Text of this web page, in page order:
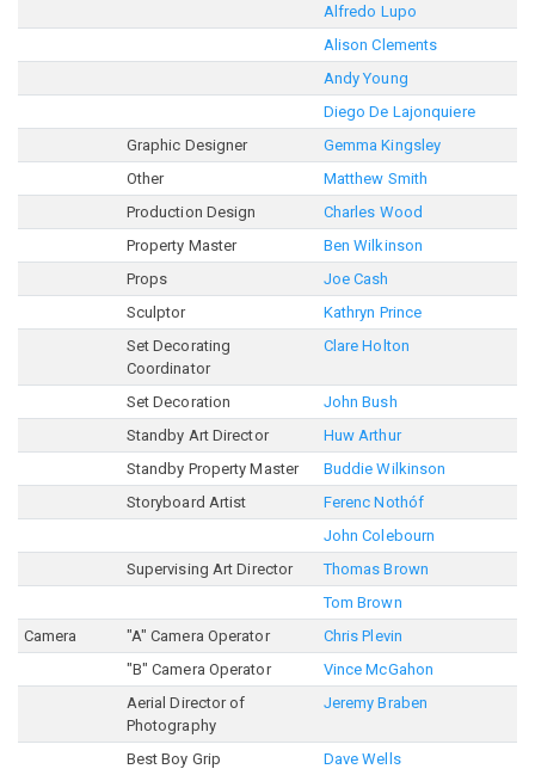
Alfredo Lupo
Alison Clements
Andy Young
Diego De Lajonquiere
Graphic Designer
Gemma Kingsley
Other
Matthew Smith
Production Design
Charles Wood
Property Master
Ben Wilkinson
Props
Joe Cash
Sculptor
Kathryn Prince
Set Decorating
Coordinator
Clare Holton
Set Decoration
John Bush
Standby Art Director
Huw Arthur
Standby Property Master
Buddie Wilkinson
Storyboard Artist
Ferenc Nothóf
John Colebourn
Supervising Art Director
Thomas Brown
Tom Brown
Camera
"A" Camera Operator
Chris Plevin
"B" Camera Operator
Vince McGahon
Aerial Director of
Photography
Jeremy Braben
Best Boy Grip
Dave Wells